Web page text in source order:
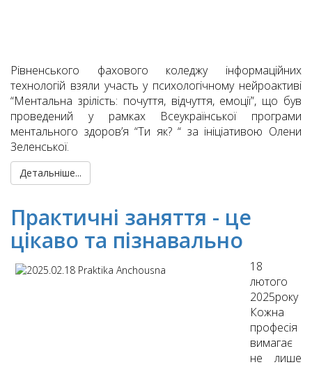
Рівненського фахового коледжу інформаційних
технологій взяли участь у психологічному нейроактиві
“Ментальна зрілість: почуття, відчуття, емоції”, що був
проведений у рамках Всеукраїнської програми
ментального здоров’я “Ти як? “ за ініціативою Олени
Зеленської.
Детальніше...
Практичні заняття - це
цікаво та пізнавально
18
лютого
2025року
Кожна
професія
вимагає
не лише